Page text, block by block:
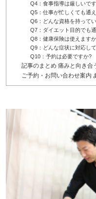
Q4：食事指導は厳しいで
Q5：仕事が忙しくても通
Q6：どんな資格を持って
Q7：ダイエット目的でも
Q8：健康保険は使えます
Q9：どんな症状に対応し
Q10：予約は必要ですか?
記事のまとめ 痛みと向き合
ご予約・お問い合わせ案内